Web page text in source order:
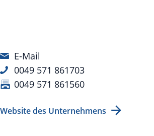
E-Mail
0049 571 861703
0049 571 861560
Website des Unternehmens